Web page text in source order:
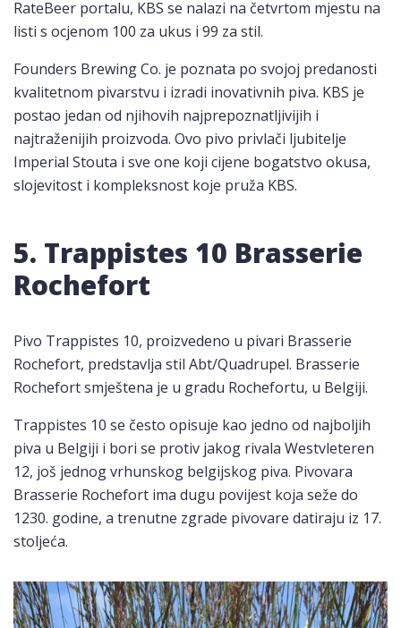
RateBeer portalu, KBS se nalazi na četvrtom mjestu na
listi s ocjenom 100 za ukus i 99 za stil.
Founders Brewing Co. je poznata po svojoj predanosti
kvalitetnom pivarstvu i izradi inovativnih piva. KBS je
postao jedan od njihovih najprepoznatljivijih i
najtraženijih proizvoda. Ovo pivo privlači ljubitelje
Imperial Stouta i sve one koji cijene bogatstvo okusa,
slojevitost i kompleksnost koje pruža KBS.
5. Trappistes 10 Brasserie
Rochefort
Pivo Trappistes 10, proizvedeno u pivari Brasserie
Rochefort, predstavlja stil Abt/Quadrupel. Brasserie
Rochefort smještena je u gradu Rochefortu, u Belgiji.
Trappistes 10 se često opisuje kao jedno od najboljih
piva u Belgiji i bori se protiv jakog rivala Westvleteren
12, još jednog vrhunskog belgijskog piva. Pivovara
Brasserie Rochefort ima dugu povijest koja seže do
1230. godine, a trenutne zgrade pivovare datiraju iz 17.
stoljeća.